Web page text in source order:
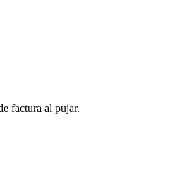
factura al pujar.